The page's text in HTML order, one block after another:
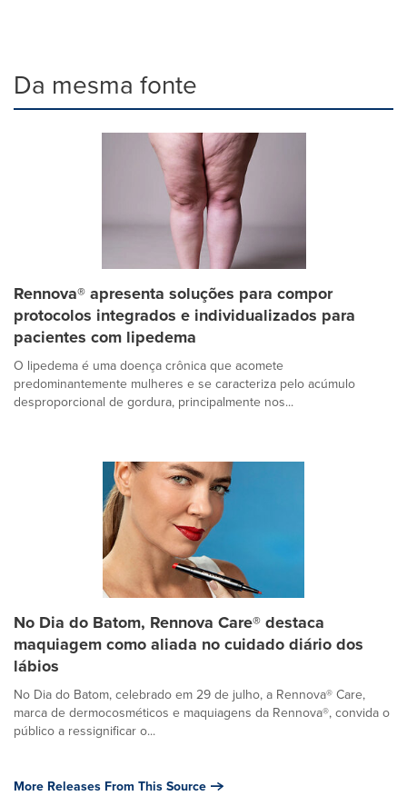
Da mesma fonte
Rennova® apresenta soluções para compor
protocolos integrados e individualizados para
pacientes com lipedema
O lipedema é uma doença crônica que acomete
predominantemente mulheres e se caracteriza pelo acúmulo
desproporcional de gordura, principalmente nos...
No Dia do Batom, Rennova Care® destaca
maquiagem como aliada no cuidado diário dos
lábios
No Dia do Batom, celebrado em 29 de julho, a Rennova® Care,
marca de dermocosméticos e maquiagens da Rennova®, convida o
público a ressignificar o...
More Releases From This Source